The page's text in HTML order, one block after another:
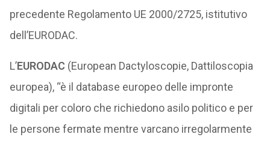
precedente Regolamento UE 2000/2725, istitutivo
dell’EURODAC.
L’EURODAC (European Dactyloscopie, Dattiloscopia
europea), “è il database europeo delle impronte
digitali per coloro che richiedono asilo politico e per
le persone fermate mentre varcano irregolarmente